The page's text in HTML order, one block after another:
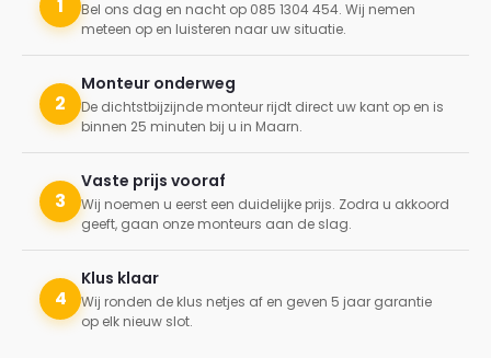
1
Bel ons dag en nacht op 085 1304 454. Wij nemen
meteen op en luisteren naar uw situatie.
2
Monteur onderweg
De dichtstbijzijnde monteur rijdt direct uw kant op en is
binnen 25 minuten bij u in Maarn.
3
Vaste prijs vooraf
Wij noemen u eerst een duidelijke prijs. Zodra u akkoord
geeft, gaan onze monteurs aan de slag.
4
Klus klaar
Wij ronden de klus netjes af en geven 5 jaar garantie
op elk nieuw slot.